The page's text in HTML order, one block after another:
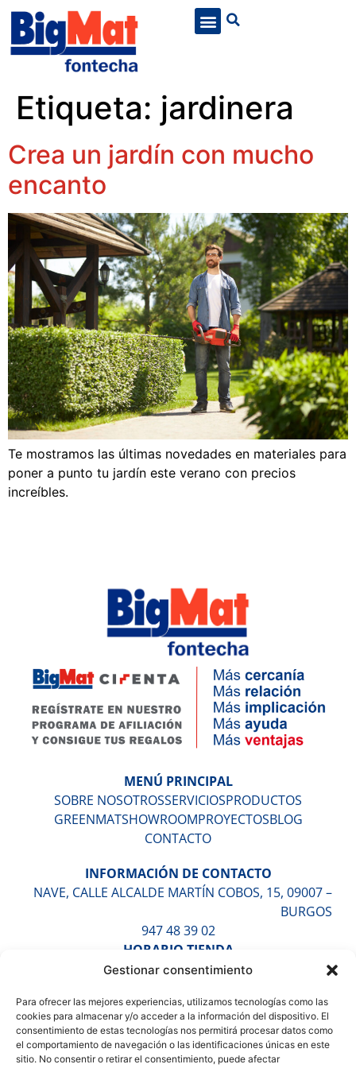
Gestionar consentimiento
Para ofrecer las mejores experiencias, utilizamos tecnologías como las
cookies para almacenar y/o acceder a la información del dispositivo. El
consentimiento de estas tecnologías nos permitirá procesar datos como
el comportamiento de navegación o las identificaciones únicas en este
sitio. No consentir o retirar el consentimiento, puede afectar
Etiqueta: jardinera
Crea un jardín con mucho
encanto
Te mostramos las últimas novedades en materiales para
poner a punto tu jardín este verano con precios
increíbles.
MENÚ PRINCIPAL
SOBRE NOSOTROSSERVICIOSPRODUCTOS
GREENMATSHOWROOMPROYECTOSBLOG
CONTACTO
INFORMACIÓN DE CONTACTO
NAVE, CALLE ALCALDE MARTÍN COBOS, 15, 09007 –
BURGOS
947 48 39 02
HORARIO TIENDA
LUNES A VIERNES DE 9:30H A 13:30H Y DE 16:30H A
SÁBADOS DE 10:00H A 14:00H (CITA PREVIA)
HORARIO ALMACÉN
LUNES A VIERNES DE 7:30H A 17:30H
ENTÉRATE DE TODO